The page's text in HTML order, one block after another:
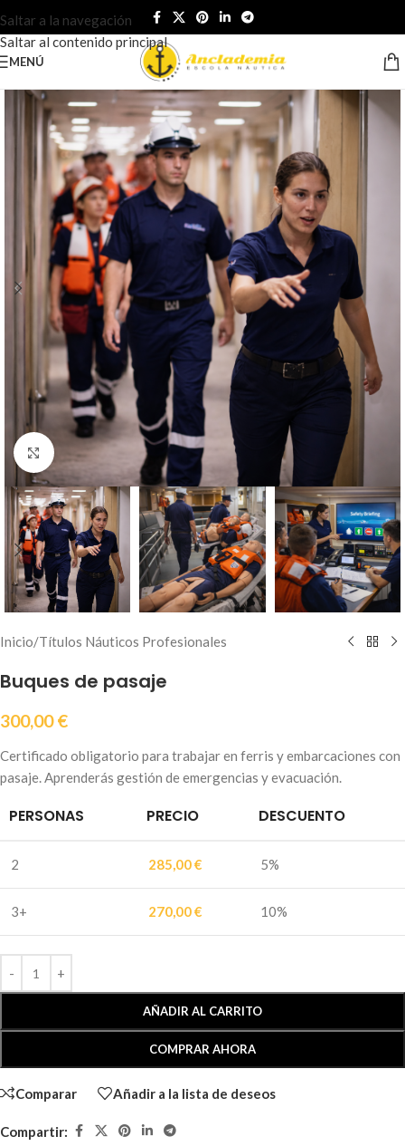
Saltar a la navegación
Saltar al contenido principal
MENÚ
Haz clic para ampliar
Inicio/Títulos Náuticos Profesionales
Buques de pasaje
300,00€
Certificado obligatorio para trabajar en ferris y embarcaciones con
pasaje. Aprenderás gestión de emergencias y evacuación.
PERSONAS PRECIO DESCUENTO
2 285,00€ 5%
3+ 270,00€ 10%
AÑADIR AL CARRITO
COMPRAR AHORA
Comparar Añadir a la lista de deseos
Compartir: